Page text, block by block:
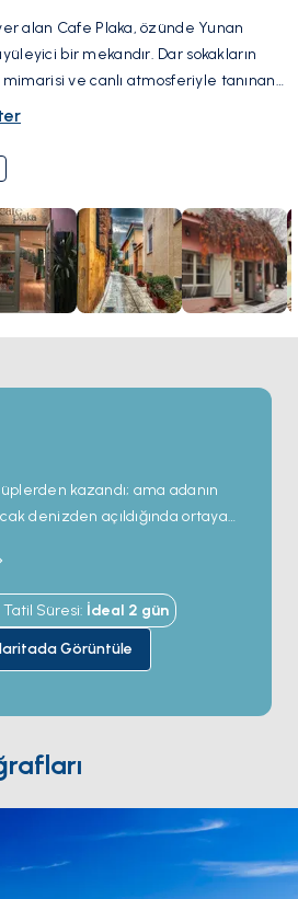
alan Cafe Plaka, özünde Yunan
bir mekandır. Dar sokakların
ve canlı atmosferiyle tanınan
yer alan bu kafe, hem yerel halkın
Akdeniz mutfağının kokularının
ambiyansı ile öne çıkıyor. Açık
izlemek ve Akropolis'in güzel
için ideal bir yer sağladığından,
Café Plaka'nın menüsünde çeşitli
ve içecekleri yer alıyor, burası
sıcak misafirperverliğinin tadını
tadına bakmak için
kazandı; ama adanın
denizden açıldığında ortaya
beach club'larından alıyor —
rahatlıkla 12 saatlik bir kutlamaya
rüzgârlı sessiz koyları ve
denk gelmediği meyhaneleriyle
UNESCO arkeolojik
Chora'ya döndüğünüzde
veya
üstüne düşen gün
Sezon
Mayıs ile Ekimarası
sıcak ama Ağustos
Süresi: İdeal 2 gün
Görüntüle